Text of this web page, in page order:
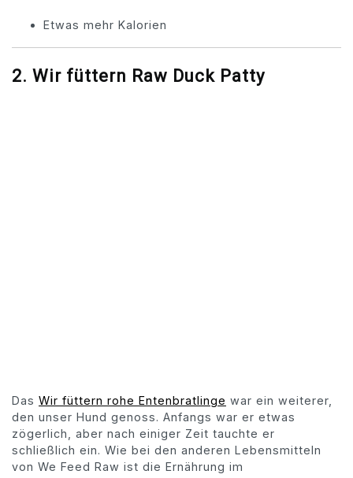
Etwas mehr Kalorien
2. Wir füttern Raw Duck Patty
Das Wir füttern rohe Entenbratlinge war ein weiterer,
den unser Hund genoss. Anfangs war er etwas
zögerlich, aber nach einiger Zeit tauchte er
schließlich ein. Wie bei den anderen Lebensmitteln
von We Feed Raw ist die Ernährung im